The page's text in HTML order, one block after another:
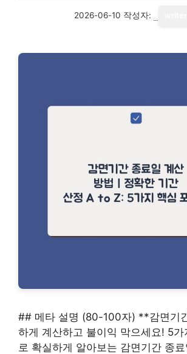
2026-06-10 작성자:
## 메타 설명 (80-100자) **감면기
하게 계산하고 불이익 막으세요! 5가
로 확실하게 알아보는 감면기간 종